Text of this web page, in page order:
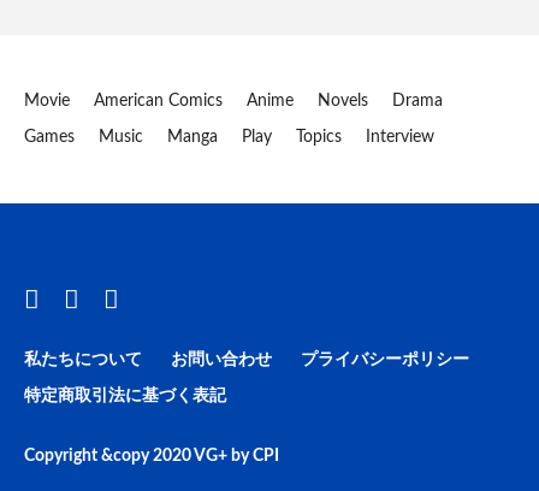
Movie American Comics Anime Novels Drama
Games Music Manga Play Topics Interview
私たちについて お問い合わせ プライバシーポリシー
特定商取引法に基づく表記
Copyright &copy 2020VG+ byCPI